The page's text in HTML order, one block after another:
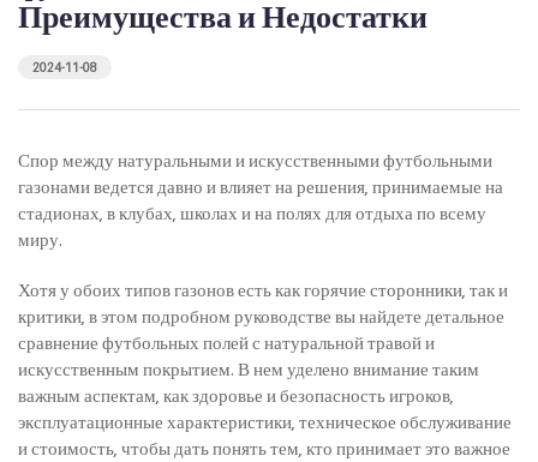
Преимущества и Недостатки
2024-11-08
Спор между натуральными и искусственными футбольными
газонами ведется давно и влияет на решения, принимаемые на
стадионах, в клубах, школах и на полях для отдыха по всему
миру.
Хотя у обоих типов газонов есть как горячие сторонники, так и
критики, в этом подробном руководстве вы найдете детальное
сравнение футбольных полей с натуральной травой и
искусственным покрытием. В нем уделено внимание таким
важным аспектам, как здоровье и безопасность игроков,
эксплуатационные характеристики, техническое обслуживание
и стоимость, чтобы дать понять тем, кто принимает это важное